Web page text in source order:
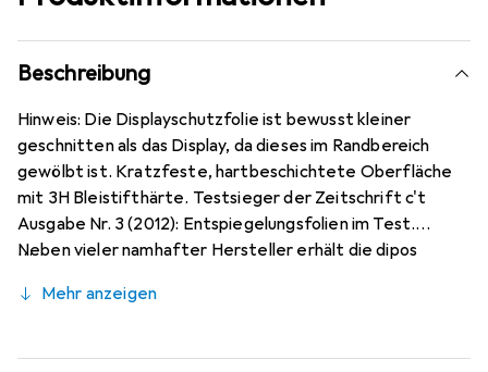
Beschreibung
Hinweis: Die Displayschutzfolie ist bewusst kleiner
geschnitten als das Display, da dieses im Randbereich
gewölbt ist. Kratzfeste, hartbeschichtete Oberfläche
mit 3H Bleistifthärte. Testsieger der Zeitschrift c't
Ausgabe Nr. 3 (2012): Entspiegelungsfolien im Test.
Neben vieler namhafter Hersteller erhält die dipos
Bewertung sehr gut. Bewusst kleiner als das Oppo
blasenfrei und jederzeit rückstandsfrei zu entfernen
Mehr anzeigen